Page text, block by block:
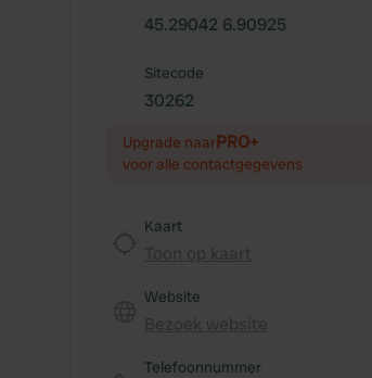
45.29042 6.90925
Sitecode
30262
Upgrade naarPRO+
voor alle contactgegevens
Kaart
Website
Telefoonnummer